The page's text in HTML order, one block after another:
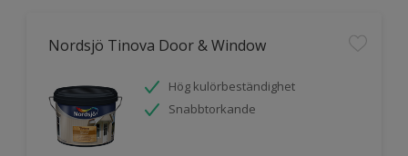
Nordsjö Tinova Door & Window
Hög kulörbeständighet
Snabbtorkande